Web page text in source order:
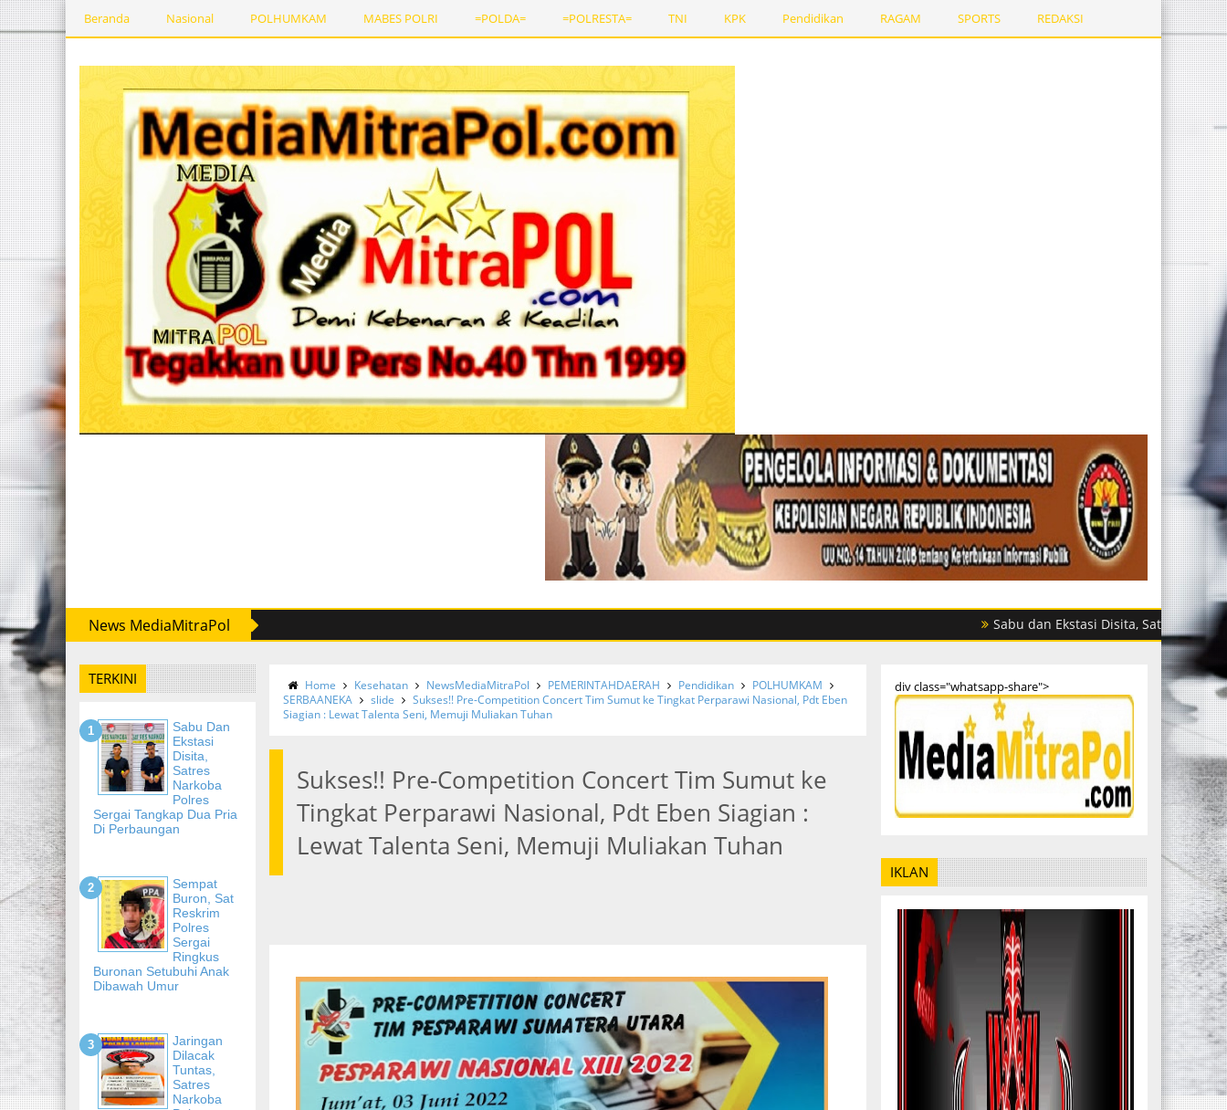
Beranda Nasional POLHUMKAM MABES POLRI =POLDA= =POLRESTA= TNI KPK Pendidikan RAGAM SPORTS REDAKSI
News MediaMitraPol Sabu dan Ekstasi Disita, Satres Narkoba Polres
TERKINI
Sabu Dan
Ekstasi
Disita,
Satres
Narkoba
Polres
Sergai Tangkap Dua Pria
Di Perbaungan
Sempat
Buron, Sat
Reskrim
Polres
Sergai
Ringkus
Buronan Setubuhi Anak
Dibawah Umur
Jaringan
Dilacak
Tuntas,
Satres
Narkoba
Home Kesehatan NewsMediaMitraPol PEMERINTAHDAERAH Pendidikan
POLHUMKAM
SERBAANEKA
slide
Sukses!! Pre-Competition Concert Tim Sumut ke Tingkat Perparawi Nasional, Pdt Eben
Siagian : Lewat Talenta Seni, Memuji Muliakan Tuhan
Sukses!! Pre-Competition Concert Tim Sumut ke
Tingkat Perparawi Nasional, Pdt Eben Siagian :
Lewat Talenta Seni, Memuji Muliakan Tuhan
div class="whatsapp-share">
IKLAN